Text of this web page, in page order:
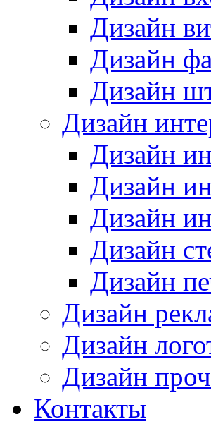
Дизайн
Дизайн
Дизайн
Дизайн
Дизайн
Дизайн
Дизайн
Дизайн
Дизайн
Дизайн
Дизайн
Дизайн
Контакты